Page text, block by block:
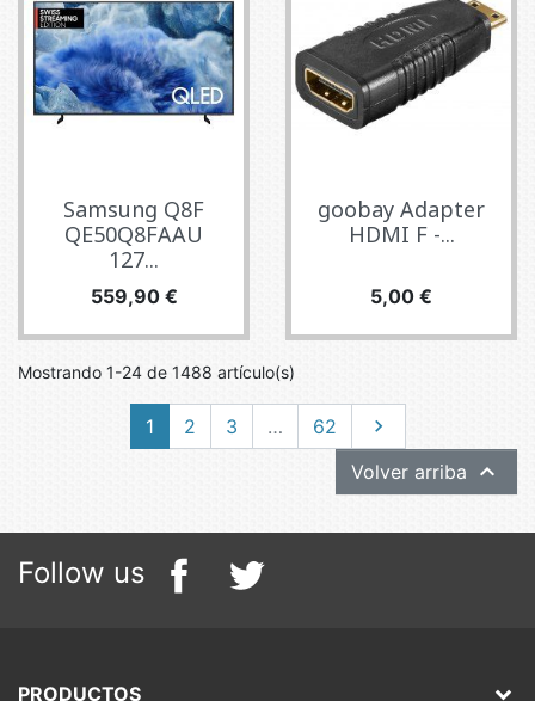
Samsung Q8F
QE50Q8FAAU
127...
Precio
559,90 €
goobay Adapter
HDMI F -...
Precio
5,00 €
Mostrando 1-24 de 1488 artículo(s)
1 2 3 … 62 Siguiente

Volver arriba 
Follow us
PRODUCTOS